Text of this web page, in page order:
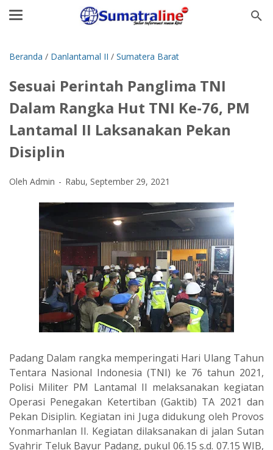
Beranda / Danlantamal II / Sumatera Barat
Sesuai Perintah Panglima TNI
Dalam Rangka Hut TNI Ke-76, PM
Lantamal II Laksanakan Pekan
Disiplin
Oleh Admin Rabu, September 29, 2021
Padang Dalam rangka memperingati Hari Ulang Tahun
Tentara Nasional Indonesia (TNI) ke 76 tahun 2021,
Polisi Militer PM Lantamal II melaksanakan kegiatan
Operasi Penegakan Ketertiban (Gaktib) TA 2021 dan
Pekan Disiplin. Kegiatan ini Juga didukung oleh Provos
Yonmarhanlan II. Kegiatan dilaksanakan di jalan Sutan
Syahrir Teluk Bayur Padang, pukul 06.15 s.d. 07.15 WIB,